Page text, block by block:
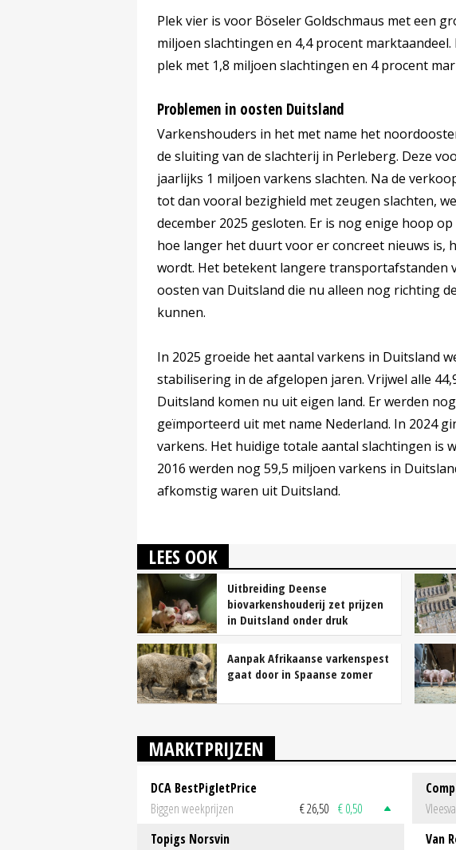
Plek vier is voor Böseler Goldschmaus met een
miljoen slachtingen en 4,4 procent
plek met 1,8 miljoen slachtingen en 4 procent
Problemen in oosten Duitsland
Varkenshouders in het met name het
de sluiting van de slachterij in Perleberg. Deze
jaarlijks 1 miljoen varkens slachten. Na de
tot dan vooral bezighield met zeugen slachten,
december 2025 gesloten. Er is nog enige hoop
hoe langer het duurt voor er concreet nieuws is,
wordt. Het betekent langere transportafstanden
oosten van Duitsland die nu alleen nog richting
kunnen.
In 2025 groeide het aantal varkens in Duitsland
stabilisering in de afgelopen jaren. Vrijwel alle
Duitsland komen nu uit eigen land. Er werden
geïmporteerd uit met name Nederland. In 2024
varkens. Het huidige totale aantal slachtingen is
2016 werden nog 59,5 miljoen varkens in
afkomstig waren uit Duitsland.
LEES OOK
Uitbreiding Deense
biovarkenshouderij zet prijzen
in Duitsland onder druk
Aanpak Afrikaanse varkenspest
gaat door in Spaanse zomer
MARKTPRIJZEN
DCA BestPigletPrice
Biggen weekprijzen
€ 26,50 € 0,50
Topigs Norsvin
Van